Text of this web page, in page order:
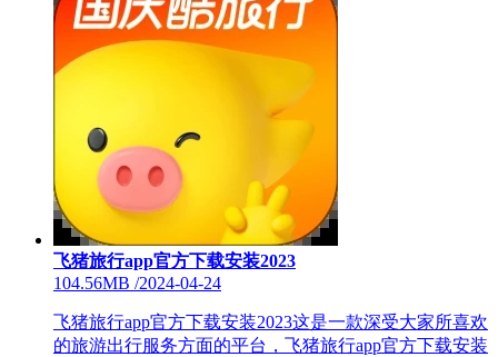
飞猪旅行app官方下载安装2023
104.56MB /2024-04-24
飞猪旅行app官方下载安装2023这是一款深受大家所喜欢
的旅游出行服务方面的平台，飞猪旅行app官方下载安装